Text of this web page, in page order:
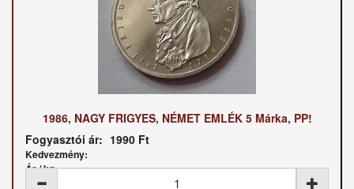
1986, NAGY FRIGYES, NÉMET EMLÉK 5 Márka, PP!
Fogyasztói ár: 1990 Ft
Kedvezmény:
Ár / kg: